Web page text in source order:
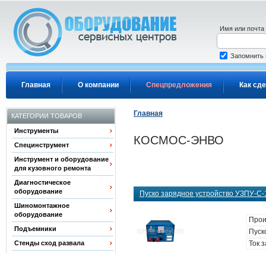
Главная О компании Спецпредложения Как
Имя или почта
Запомнить
КАТЕГОРИИ ТОВАРОВ
Инструменты
Специнструмент
Инструмент и оборудование
для кузовного ремонта
Диагностическое
оборудование
Шиномонтажное
оборудование
Подъемники
Стенды сход развала
Главная
КОСМОС-ЭНВО
Пуско зарядное устройство УЗПУ-
Ток